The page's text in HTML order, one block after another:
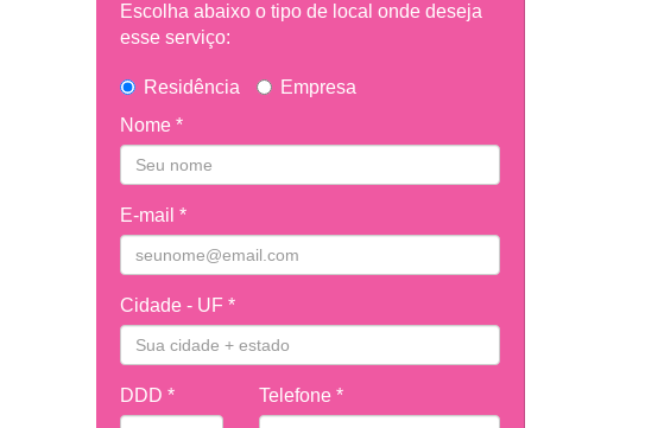
Escolha abaixo o tipo de local onde deseja
esse serviço:
Residência
Empresa
Nome *
E-mail *
Cidade - UF *
DDD * Telefone *